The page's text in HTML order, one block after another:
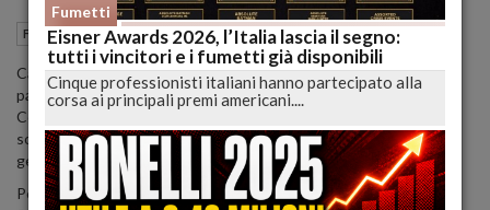
Fumetti L'Aquila (AQ) 12 Febbraio 2022 15:23
Cari Lettori, vi chiedo scusa perché dopo il video lungo della
passata settimana.... questo è ancora più lungo.
Comunque spero che possiate perdonarmi e che apprezziate le
sorprese finali dentro i pacchi che Starcomics e Bonelli mi hanno
gentilmente inviato.
Per chi vuole saltare ecco il sommario:
Fumetti
Eisner Awards 2026, l’Italia lascia il segno:
tutti i vincitori e i fumetti già disponibili
Cinque professionisti italiani hanno partecipato alla
corsa ai principali premi americani....